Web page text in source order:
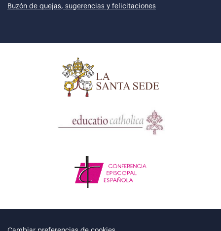
Buzón de quejas, sugerencias y felicitaciones